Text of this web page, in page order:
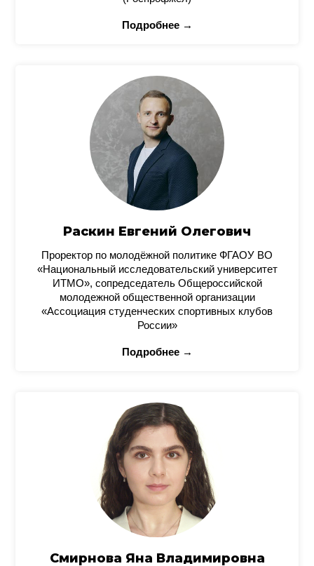
Подробнее →
Раскин Евгений Олегович
Проректор по молодёжной политике ФГАОУ ВО
«Национальный исследовательский университет
ИТМО», сопредседатель Общероссийской
молодежной общественной организации
«Ассоциация студенческих спортивных клубов
России»
Подробнее →
Смирнова Яна Владимировна